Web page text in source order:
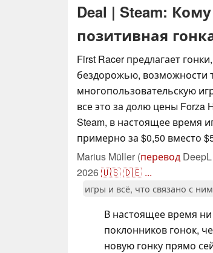
Deal | Steam:
позитивная
First Racer предлагает
бездорожью, возможности
многопользовательскую
все это за долю цены Forza
Steam, в настоящее время
примерно за $0,50 вместо
Marius Müller (перевод
2026🇺🇸🇩🇪 ...
игры и всё, что связано с
В настоящее время
поклонников гонок,
новую гонку прямо